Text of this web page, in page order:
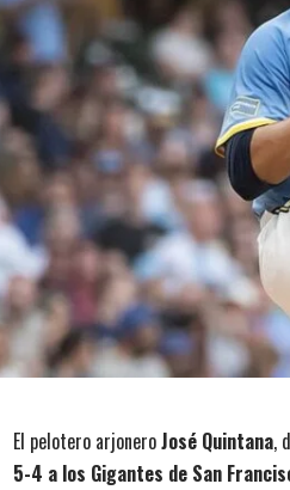
El pelotero arjoneroJosé Quintana,
5-4 a los Gigantes de San